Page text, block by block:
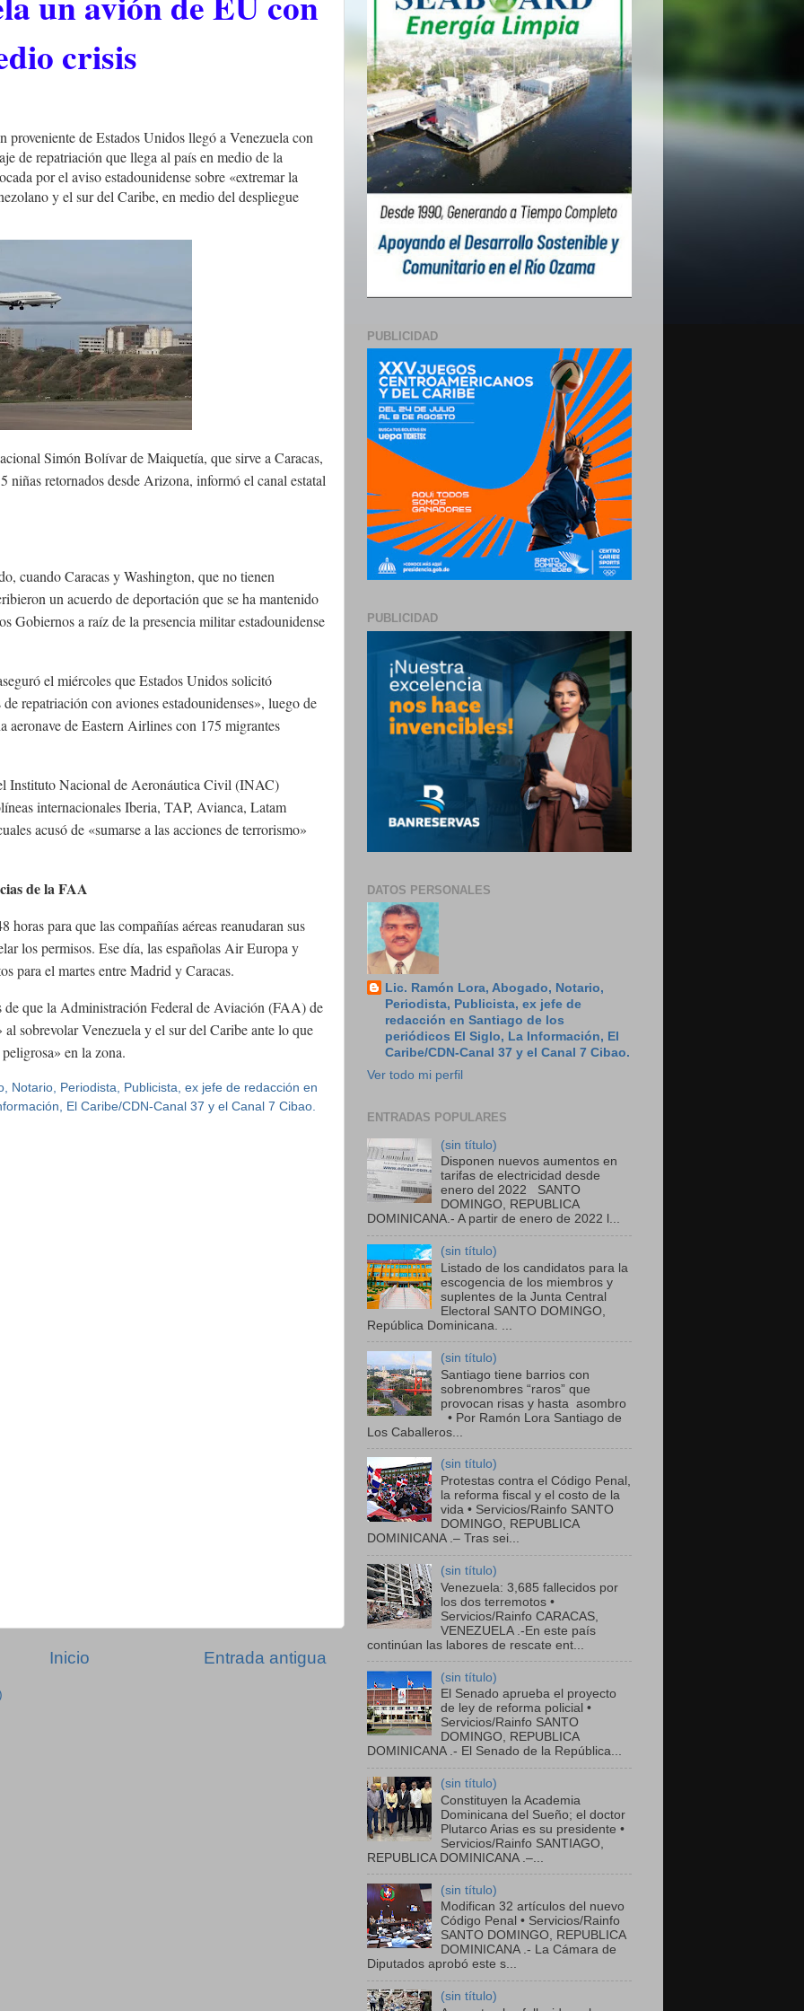
crisis
proveniente de Estados Unidos llegó a Venezuela con
de repatriación que llega al país en medio de la
por el aviso estadounidense sobre «extremar la
y el sur del Caribe, en medio del despliegue
Simón Bolívar de Maiquetía, que sirve a Caracas,
niñas retornados desde Arizona, informó el canal estatal
cuando Caracas y Washington, que no tienen
un acuerdo de deportación que se ha mantenido
Gobiernos a raíz de la presencia militar estadounidense
el miércoles que Estados Unidos solicitó
repatriación con aviones estadounidenses», luego de
aeronave de Eastern Airlines con 175 migrantes
Instituto Nacional de Aeronáutica Civil (INAC)
internacionales Iberia, TAP, Avianca, Latam
acusó de «sumarse a las acciones de terrorismo»
de la FAA
para que las compañías aéreas reanudaran sus
los permisos. Ese día, las españolas Air Europa y
para el martes entre Madrid y Caracas.
de que la Administración Federal de Aviación (FAA) de
sobrevolar Venezuela y el sur del Caribe ante lo que
en la zona.
Notario, Periodista, Publicista, ex jefe de redacción en
El Caribe/CDN-Canal 37 y el Canal 7 Cibao.
Entrada antigua
Inicio
PUBLICIDAD
PUBLICIDAD
DATOS PERSONALES
Lic. Ramón Lora, Abogado, Notario,
Periodista, Publicista, ex jefe de
redacción en Santiago de los
periódicos El Siglo, La Información, El
Caribe/CDN-Canal 37 y el Canal 7 Cibao.
Ver todo mi perfil
ENTRADAS POPULARES
(sin título)
Disponen nuevos aumentos en
tarifas de electricidad desde
enero del 2022 SANTO
DOMINGO, REPUBLICA
DOMINICANA.- A partir de enero de 2022 l...
(sin título)
Listado de los candidatos para la
escogencia de los miembros y
suplentes de la Junta Central
Electoral SANTO DOMINGO,
República Dominicana. ...
(sin título)
Santiago tiene barrios con
sobrenombres “raros” que
provocan risas y hasta asombro
• Por Ramón Lora Santiago de
Los Caballeros...
(sin título)
Protestas contra el Código Penal,
la reforma fiscal y el costo de la
vida • Servicios/Rainfo SANTO
DOMINGO, REPUBLICA
DOMINICANA .– Tras sei...
(sin título)
Venezuela: 3,685 fallecidos por
los dos terremotos •
Servicios/Rainfo CARACAS,
VENEZUELA .-En este país
continúan las labores de rescate ent...
(sin título)
El Senado aprueba el proyecto
de ley de reforma policial •
Servicios/Rainfo SANTO
DOMINGO, REPUBLICA
DOMINICANA .- El Senado de la República...
(sin título)
Constituyen la Academia
Dominicana del Sueño; el doctor
Plutarco Arias es su presidente •
Servicios/Rainfo SANTIAGO,
REPUBLICA DOMINICANA .–...
(sin título)
Modifican 32 artículos del nuevo
Código Penal • Servicios/Rainfo
SANTO DOMINGO, REPUBLICA
DOMINICANA .- La Cámara de
Diputados aprobó este s...
(sin título)